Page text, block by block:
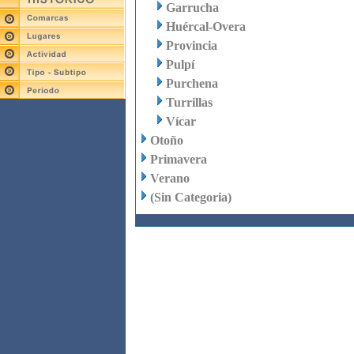
Garrucha
Huércal-Overa
Provincia
Pulpí
Purchena
Turrillas
Vícar
Otoño
Primavera
Verano
(Sin Categoria)